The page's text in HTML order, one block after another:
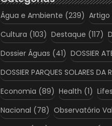
Água e Ambiente (239) Artigo
Cultura (103) Destaque (117)
Dossier Águas (41) DOSSIER
DOSSIER PARQUES SOLARES DA
Economia (89) Health (1)
Nacional (78) Observatório